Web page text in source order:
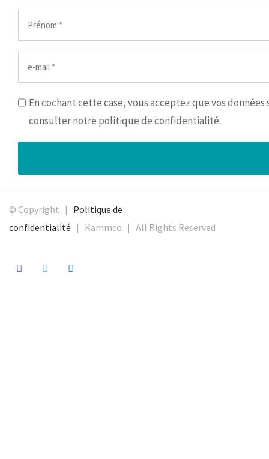
En cochant cette case, vous acceptez que vos
consulter notre politique de confidentialité.
© Copyright | Politique de
confidentialité | Kammco | All Rights Reserved